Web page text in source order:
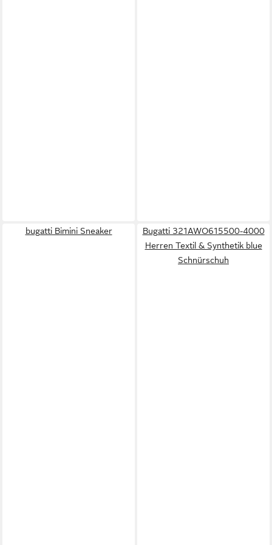
bugatti Bimini Sneaker
Bugatti 321AWO615500-4000
Herren Textil & Synthetik blue
Schnürschuh